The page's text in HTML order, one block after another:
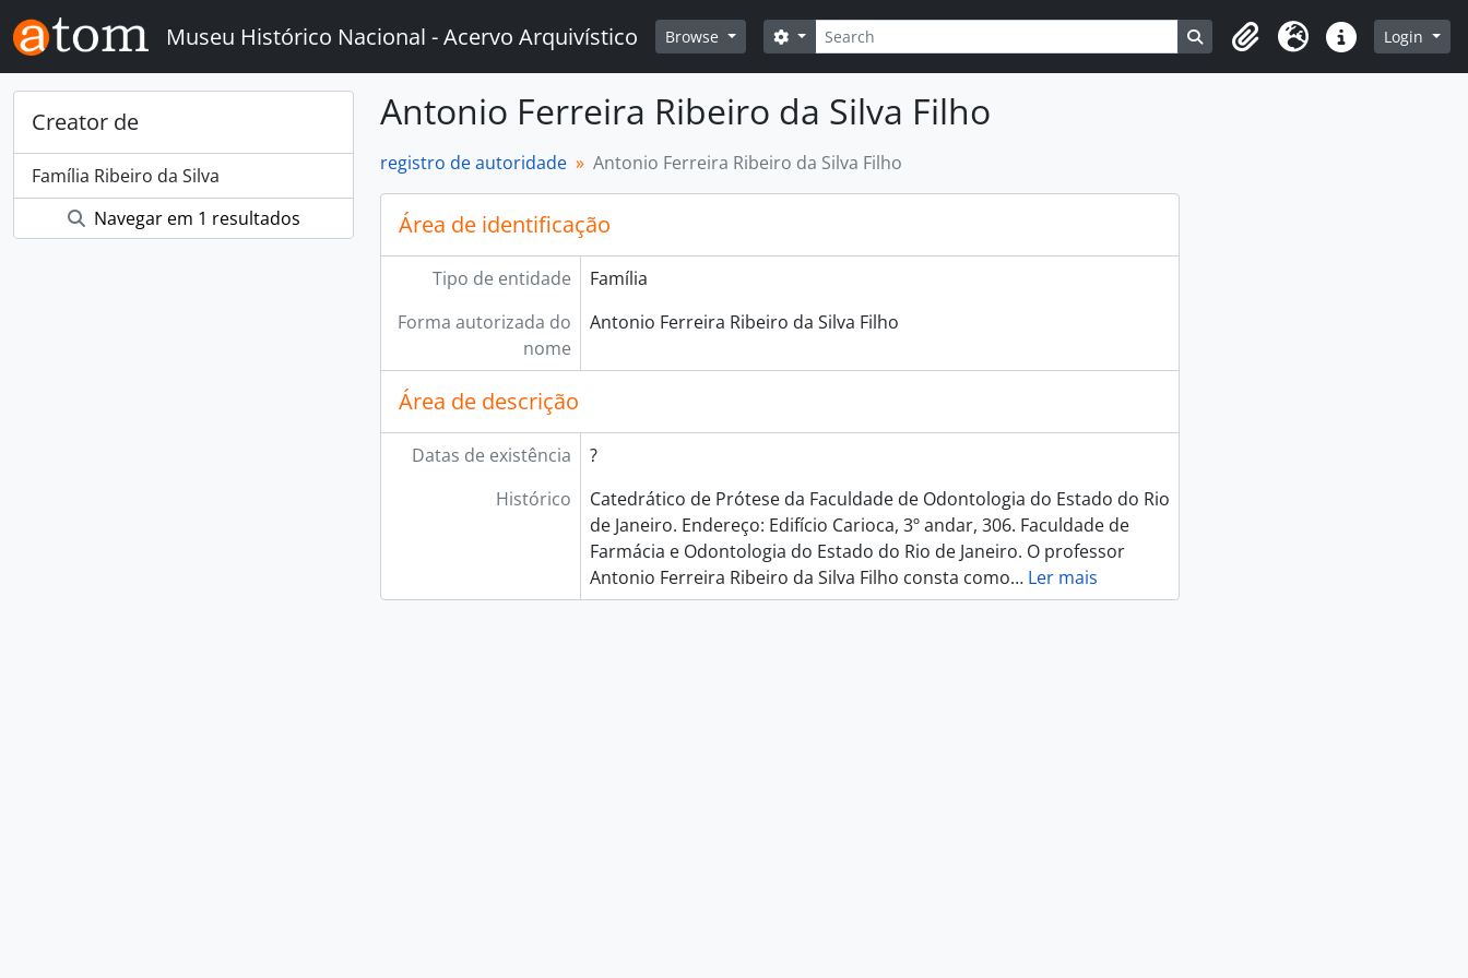
Skip to main content
Museu Histórico Nacional - Acervo Arquivístico Browse Buscar
Opções de busca Busque na página de navegação
Clipboard
Idioma Atalhos Login
Creator de
Família Ribeiro da Silva
Navegar em 1 resultados
Antonio Ferreira Ribeiro da Silva Filho
registro de autoridade Antonio Ferreira Ribeiro da Silva Filho
Área de identificação
Tipo de entidade
Família
Forma autorizada do
nome
Antonio Ferreira Ribeiro da Silva Filho
Área de descrição
Datas de existência
?
Histórico
Catedrático de Prótese da Faculdade de Odontologia do Estado do Rio
de Janeiro. Endereço: Edifício Carioca, 3º andar, 306. Faculdade de
Farmácia e Odontologia do Estado do Rio de Janeiro. O professor
Antonio Ferreira Ribeiro da Silva Filho consta como… Ler mais